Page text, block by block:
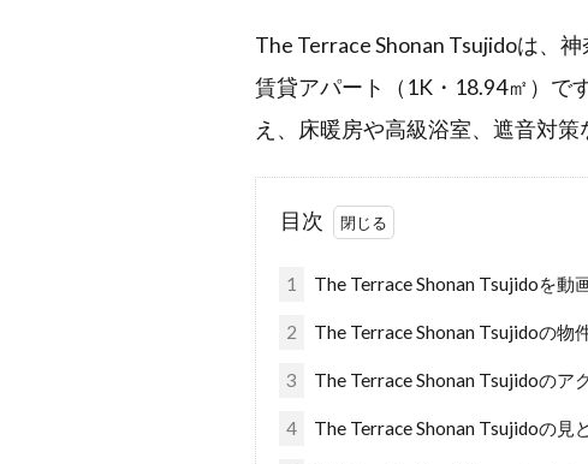
The Terrace Shonan Tsujidoは、
賃貸アパート（1K・18.94㎡）で
え、床暖房や高級浴室、遮音対
目次
1 The Terrace Shonan Tsujidoを動
2 The Terrace Shonan Tsujidoの物
3 The Terrace Shonan Tsujidoのア
4 The Terrace Shonan Tsujidoの見